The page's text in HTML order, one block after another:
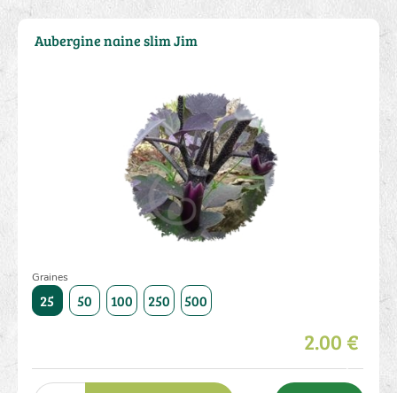
Graines
25 50 100 250 500 250
2.00 €
Aubergine naine slim Jim